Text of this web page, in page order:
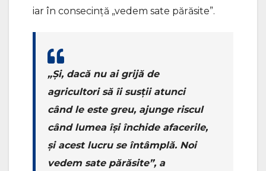
iar în consecință „vedem sate părăsite”.
„Și, dacă nu ai grijă de
agricultori să îi susții atunci
când le este greu, ajunge riscul
când lumea își închide afacerile,
și acest lucru se întâmplă. Noi
vedem sate părăsite”, a